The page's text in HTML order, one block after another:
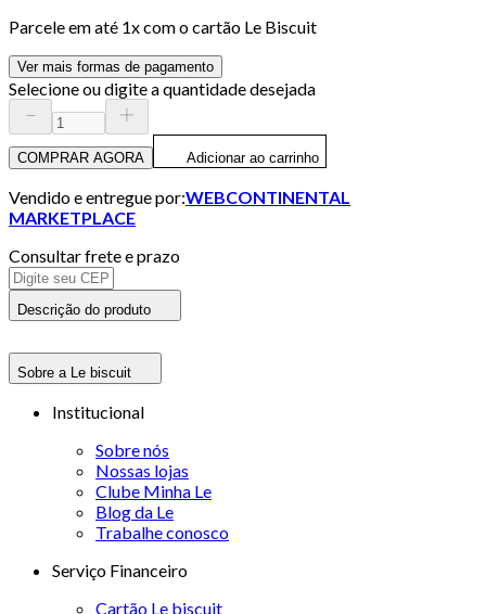
Parcele em até 1x com o cartão Le Biscuit
Ver mais formas de pagamento
Selecione ou digite a quantidade desejada
COMPRAR AGORA Adicionar ao carrinho
Vendido e entregue por:WEBCONTINENTAL
MARKETPLACE
Consultar frete e prazo
Descrição do produto
Sobre a Le biscuit
Institucional
Sobre nós
Nossas lojas
Clube Minha Le
Blog da Le
Trabalhe conosco
Serviço Financeiro
Cartão Le biscuit